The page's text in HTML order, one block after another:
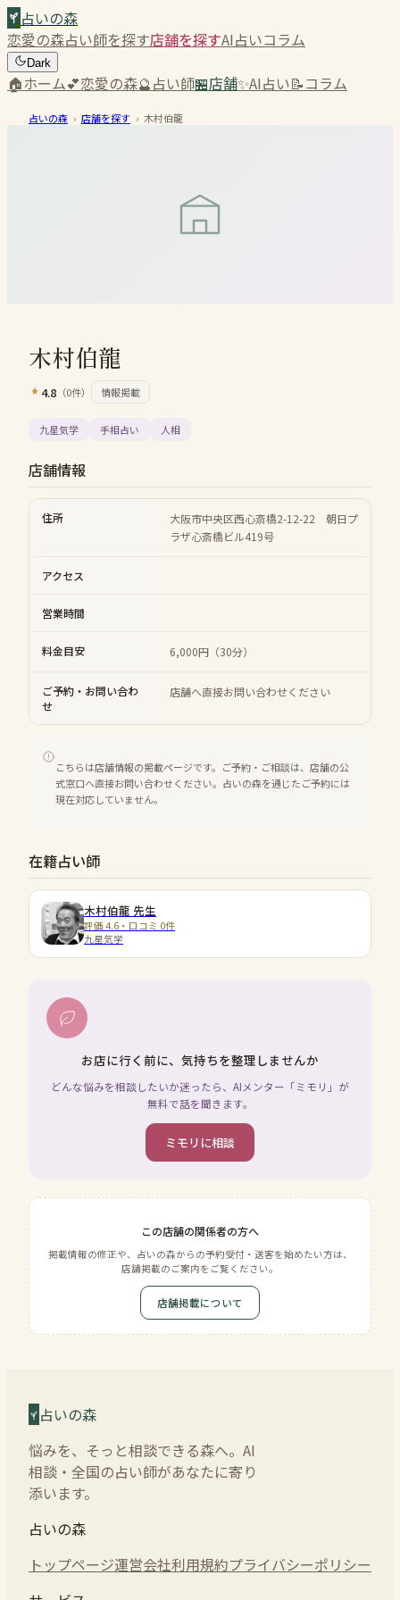
占いの森
恋愛の森占い師を探す店舗を探すAI占いコラム
Dark
🏠ホーム💕恋愛の森🔮占い師🏪店舗✨AI占い📝コラム
占いの森 › 店舗を探す › 木村伯龍
木村伯龍
4.8 （0件） 情報掲載
九星気学 手相占い 人相
店舗情報
住所
大阪市中央区西心斎橋2-12-22 朝日プ
ラザ心斎橋ビル419号
アクセス
営業時間
料金目安 6,000円（30分）
ご予約・お問い合わ
せ
店舗へ直接お問い合わせください
こちらは店舗情報の掲載ページです。ご予約・ご相談は、店舗の公
式窓口へ直接お問い合わせください。占いの森を通じたご予約には
現在対応していません。
在籍占い師
木村伯龍 先生
評価 4.6・口コミ 0件
九星気学
お店に行く前に、気持ちを整理しませんか
どんな悩みを相談したいか迷ったら、AIメンター「ミモリ」が
無料で話を聞きます。
ミモリに相談
この店舗の関係者の方へ
掲載情報の修正や、占いの森からの予約受付・送客を始めたい方は、
店舗掲載のご案内をご覧ください。
店舗掲載について
占いの森
悩みを、そっと相談できる森へ。AI
相談・全国の占い師があなたに寄り
添います。
占いの森
トップページ運営会社利用規約プライバシーポリシー